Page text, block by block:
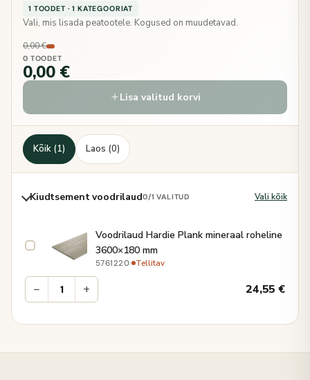
1 TOODET · 1 KATEGOORIAT
Vali, mis lisada peatootele. Kogused on muudetavad.
0,00 €
0 TOODET
0,00 €
Lisa valitud korvi
Kõik (1) Laos (0)
Kiudtsement voodrilaud0/1 VALITUD Vali kõik
Voodrilaud Hardie Plank mineraal roheline
3600×180 mm
5761220· Tellitav
− + 24,55€